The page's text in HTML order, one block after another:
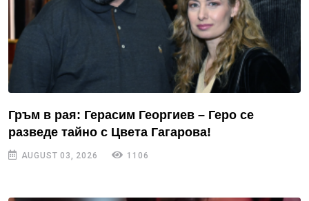
Гръм в рая: Герасим Георгиев – Геро се
разведе тайно с Цвета Гагарова!
AUGUST 03, 2026 1106